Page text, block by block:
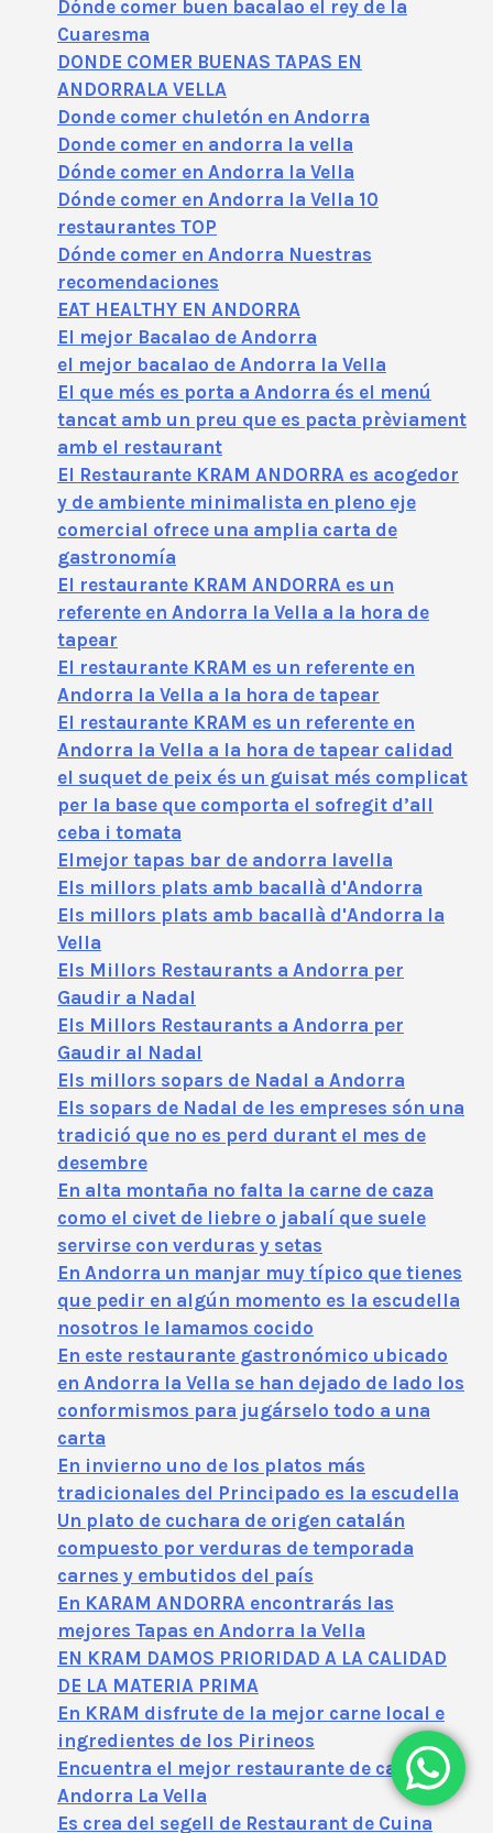
Dónde comer buen bacalao el rey de la
Cuaresma
DONDE COMER BUENAS TAPAS EN
ANDORRALA VELLA
Donde comer chuletón en Andorra
Donde comer en andorra la vella
Dónde comer en Andorra la Vella
Dónde comer en Andorra la Vella 10
restaurantes TOP
Dónde comer en Andorra Nuestras
recomendaciones
EAT HEALTHY EN ANDORRA
El mejor Bacalao de Andorra
el mejor bacalao de Andorra la Vella
El que més es porta a Andorra és el menú
tancat amb un preu que es pacta prèviament
amb el restaurant
El Restaurante KRAM ANDORRA es acogedor
y de ambiente minimalista en pleno eje
comercial ofrece una amplia carta de
gastronomía
El restaurante KRAM ANDORRA es un
referente en Andorra la Vella a la hora de
tapear
El restaurante KRAM es un referente en
Andorra la Vella a la hora de tapear
El restaurante KRAM es un referente en
Andorra la Vella a la hora de tapear calidad
el suquet de peix és un guisat més complicat
per la base que comporta el sofregit d’all
ceba i tomata
Elmejor tapas bar de andorra lavella
Els millors plats amb bacallà d'Andorra
Els millors plats amb bacallà d'Andorra la
Vella
Els Millors Restaurants a Andorra per
Gaudir a Nadal
Els Millors Restaurants a Andorra per
Gaudir al Nadal
Els millors sopars de Nadal a Andorra
Els sopars de Nadal de les empreses són una
tradició que no es perd durant el mes de
desembre
En alta montaña no falta la carne de caza
como el civet de liebre o jabalí que suele
servirse con verduras y setas
En Andorra un manjar muy típico que tienes
que pedir en algún momento es la escudella
nosotros le lamamos cocido
En este restaurante gastronómico ubicado
en Andorra la Vella se han dejado de lado los
conformismos para jugárselo todo a una
carta
En invierno uno de los platos más
tradicionales del Principado es la escudella
Un plato de cuchara de origen catalán
compuesto por verduras de temporada
carnes y embutidos del país
En KARAM ANDORRA encontrarás las
mejores Tapas en Andorra la Vella
EN KRAM DAMOS PRIORIDAD A LA CALIDAD
DE LA MATERIA PRIMA
En KRAM disfrute de la mejor carne local e
ingredientes de los Pirineos
Encuentra el mejor restaurante de carnes de
Andorra La Vella
Es crea del segell de Restaurant de Cuina